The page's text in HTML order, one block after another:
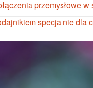
przemysłowe
specjalnie dla